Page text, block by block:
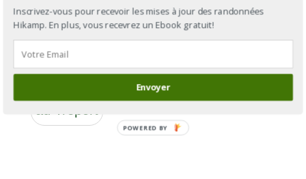
GR®21 :
Inscrivez-vous pour recevoir les mises à jour des randonnées
Hikamp. En plus, vous recevrez un Ebook gratuit!
Envoyer
POWERED BY